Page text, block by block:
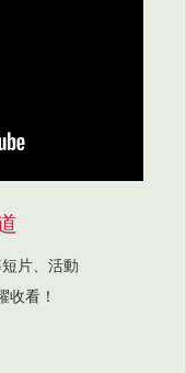
片、活動
收看！